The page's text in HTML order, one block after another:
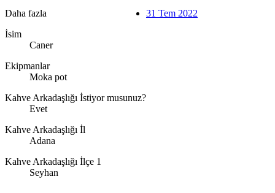
Daha fazla
İsim
Caner
Ekipmanlar
Moka pot
Kahve Arkadaşlığı İstiyor musunuz?
Evet
Kahve Arkadaşlığı İl
Adana
Kahve Arkadaşlığı İlçe 1
Seyhan
31 Tem 2022